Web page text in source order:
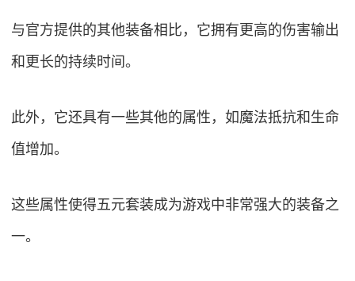
与官方提供的其他装备相比，它拥有更高的伤害输出
和更长的持续时间。
此外，它还具有一些其他的属性，如魔法抵抗和生命
值增加。
这些属性使得五元套装成为游戏中非常强大的装备之
一。